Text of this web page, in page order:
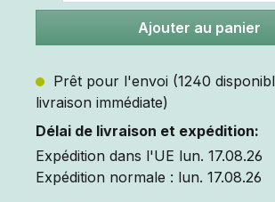
Ajouter au panier
Prêt pour l'envoi (1240
livraison immédiate)
Délai de livraison et expédition:
Expédition dans l'UE lun. 17.08.26
Expédition normale : lun. 17.08.26